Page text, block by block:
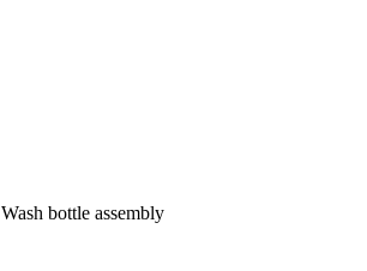
Wash bottle assembly